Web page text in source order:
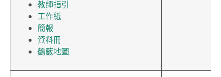
教師指引
工作紙
簡報
資料冊
鶴藪地圖